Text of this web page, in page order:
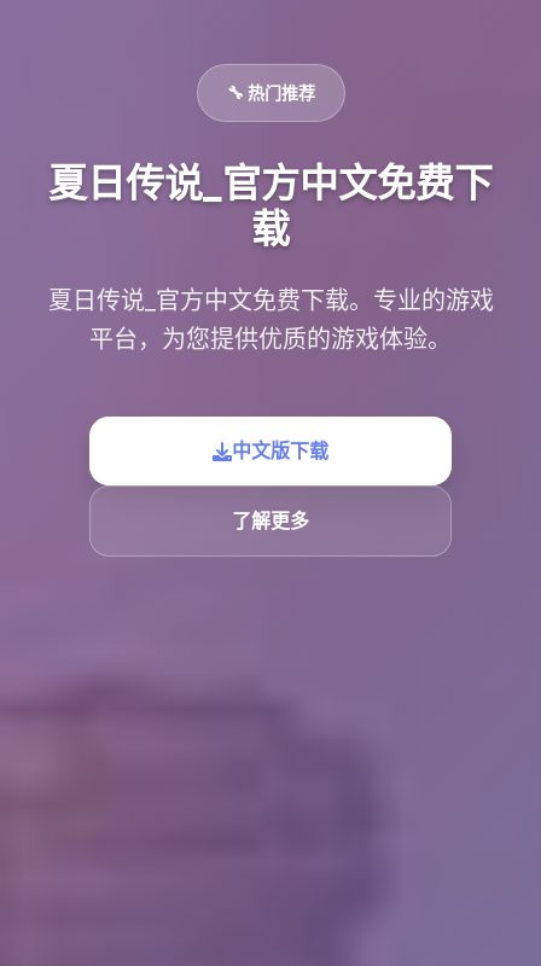
🔧 热门推荐
夏日传说_官方中文免费下
载
夏日传说_官方中文免费下载。专业的游戏
平台，为您提供优质的游戏体验。
中文版下载
了解更多